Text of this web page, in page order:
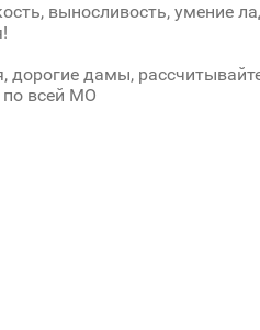
выносливость, умение
дорогие дамы,
по всей МО